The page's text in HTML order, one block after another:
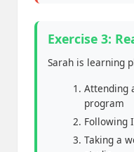
Exercise 3:
Sarah is learning
Attending
program
Following
Taking a